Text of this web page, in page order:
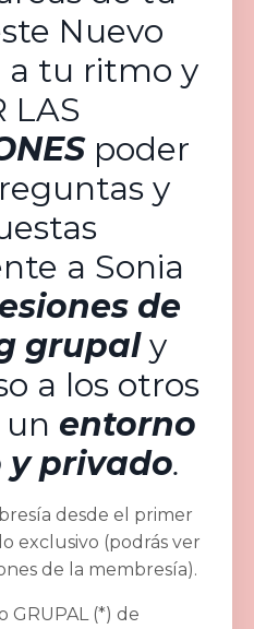
Nuevo
a tu ritmo y
LAS
poder
y
a Sonia
de
grupaly
a los otros
entorno
privado.
desde el primer
exclusivo (podrás ver
de la membresía).
GRUPAL (*) de